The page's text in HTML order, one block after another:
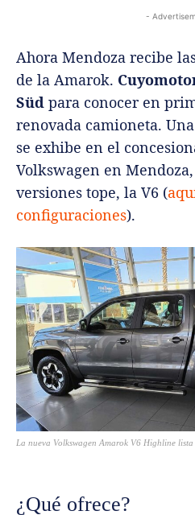
-
Ahora Mendoza recibe
de la Amarok.
Süd para conocer en
renovada camioneta.
se exhibe en el
Volkswagen en
versiones tope, la V6 (
configuraciones).
La nueva Volkswagen Amarok V6 Highline
¿Qué ofrece?